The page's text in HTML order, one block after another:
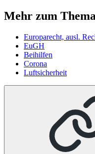
Mehr zum Thema
Europarecht, ausl.
EuGH
Beihilfen
Corona
Luftsicherheit